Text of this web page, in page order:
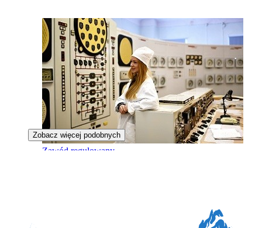
Zawód regulowany
Zobacz więcej podobnych